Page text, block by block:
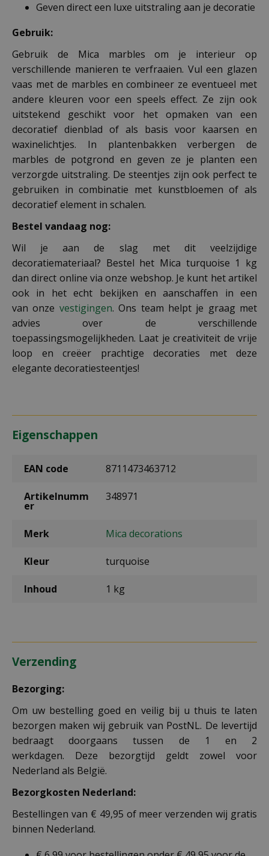
Geven direct een luxe uitstraling aan je decoratie
Gebruik:
Gebruik de Mica marbles om je interieur op
verschillende manieren te verfraaien. Vul een glazen
vaas met de marbles en combineer ze eventueel met
andere kleuren voor een speels effect. Ze zijn ook
uitstekend geschikt voor het opmaken van een
decoratief dienblad of als basis voor kaarsen en
waxinelichtjes. In plantenbakken verbergen de
marbles de potgrond en geven ze je planten een
verzorgde uitstraling. De steentjes zijn ook perfect te
gebruiken in combinatie met kunstbloemen of als
decoratief element in schalen.
Bestel vandaag nog:
Wil je aan de slag met dit veelzijdige
decoratiemateriaal? Bestel het Mica turquoise 1 kg
dan direct online via onze webshop. Je kunt het artikel
ook in het echt bekijken en aanschaffen in een
van onze vestigingen. Ons team helpt je graag met
advies over de verschillende
toepassingsmogelijkheden. Laat je creativiteit de vrije
loop en creëer prachtige decoraties met deze
elegante decoratiesteentjes!
Eigenschappen
EAN code 8711473463712
Artikelnumm
er
348971
Merk Mica decorations
Kleur turquoise
Inhoud 1 kg
Verzending
Bezorging:
Om uw bestelling goed en veilig bij u thuis te laten
bezorgen maken wij gebruik van PostNL. De levertijd
bedraagt doorgaans tussen de 1 en 2
werkdagen. Deze bezorgtijd geldt zowel voor
Nederland als België.
Bezorgkosten Nederland:
Bestellingen van € 49,95 of meer verzenden wij gratis
binnen Nederland.